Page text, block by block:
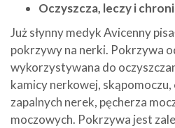
Oczyszcza, leczy i
Już słynny medyk Avicenny
pokrzywy na nerki. Pokrzywa
wykorzystywana do
kamicy nerkowej,
zapalnych nerek, pęcherza
moczowych. Pokrzywa jest